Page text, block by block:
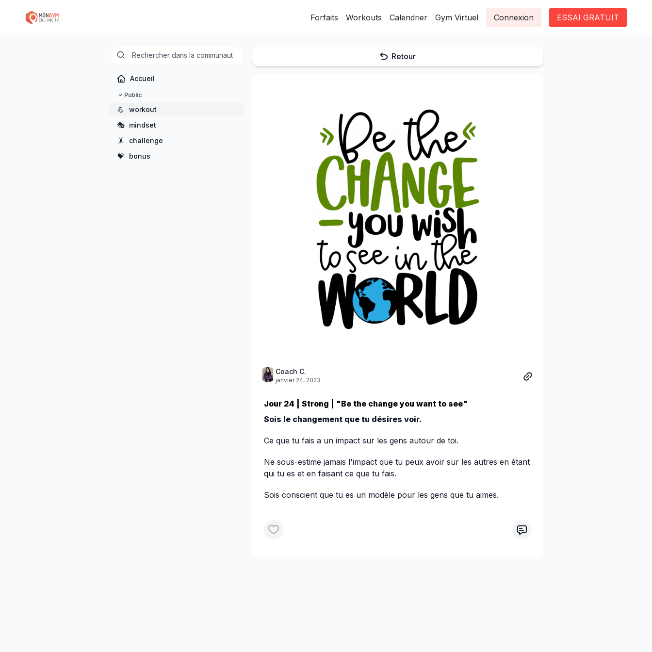
Forfaits Workouts Calendrier Gym Virtuel Connexion ESSAI GRATUIT
Accueil
Public
💪
workout
🎭 mindset
🤸
challenge
💝
bonus
Retour
Coach C.
janvier 24, 2023
Jour 24 | Strong | "Be the change you want to see"
Sois le changement que tu désires voir.
Ce que tu fais a un impact sur les gens autour de toi.
Ne sous-estime jamais l'impact que tu peux avoir sur les autres en étant
qui tu es et en faisant ce que tu fais.
Sois conscient que tu es un modèle pour les gens que tu aimes.